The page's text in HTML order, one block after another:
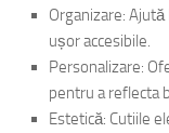
Organizare:
ușor accesibile.
Personalizare:
pentru a reflecta
Estetică: Cutiile